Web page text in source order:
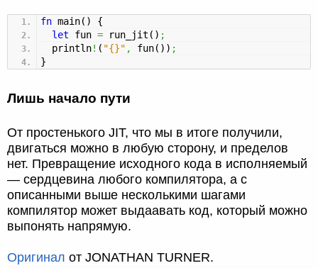
fn main( )
{
let fun = run_jit ( ) ;
println! ( "{}" , fun( ) ) ;
}
Лишь начало пути
От простенького JIT, что мы в итоге получили,
двигаться можно в любую сторону, и пределов
нет. Превращение исходного кода в исполняемый
— сердцевина любого компилятора, а с
описанными выше несколькими шагами
компилятор может выдаавать код, который можно
выпонять напрямую.
Оригинал от JONATHAN TURNER.